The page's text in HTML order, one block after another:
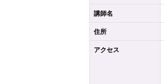
講師名
住所
アクセス